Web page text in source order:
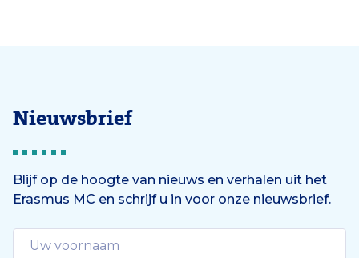
Nieuwsbrief
Blijf op de hoogte van nieuws en verhalen uit het
Erasmus MC en schrijf u in voor onze nieuwsbrief.